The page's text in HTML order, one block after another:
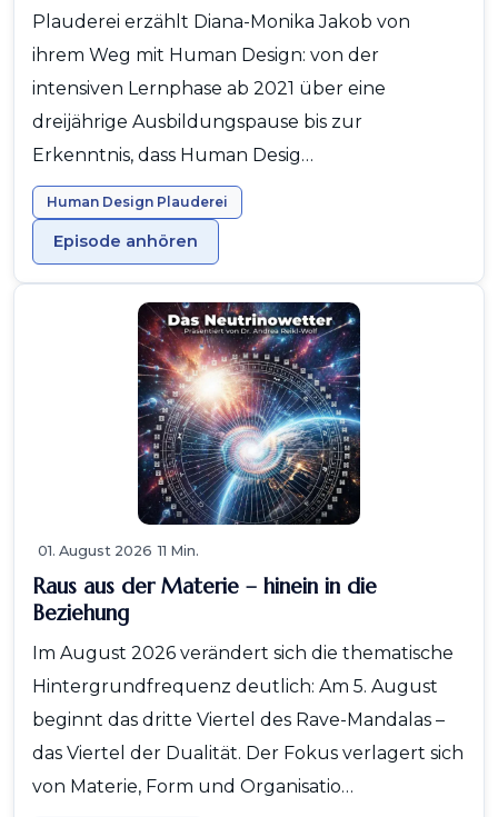
Plauderei erzählt Diana-Monika Jakob von
ihrem Weg mit Human Design: von der
intensiven Lernphase ab 2021 über eine
dreijährige Ausbildungspause bis zur
Erkenntnis, dass Human Desig…
Human Design Plauderei
Episode anhören
01. August 2026 11 Min.
Raus aus der Materie – hinein in die
Beziehung
Im August 2026 verändert sich die thematische
Hintergrundfrequenz deutlich: Am 5. August
beginnt das dritte Viertel des Rave-Mandalas –
das Viertel der Dualität. Der Fokus verlagert sich
von Materie, Form und Organisatio…